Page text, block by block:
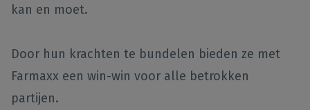
kan en moet.
Door hun krachten te bundelen bieden ze met
Farmaxx een win-win voor alle betrokken
partijen.